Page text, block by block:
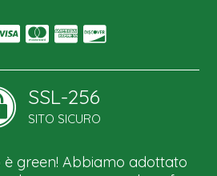
SSL-256
SITO SICURO
è green! Abbiamo adottato